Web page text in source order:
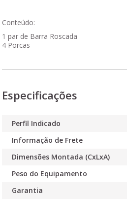
Conteúdo:
1 par de Barra Roscada
4 Porcas
Especificações
Perfil Indicado
Informação de Frete
Dimensões Montada (CxLxA)
Peso do Equipamento
Garantia